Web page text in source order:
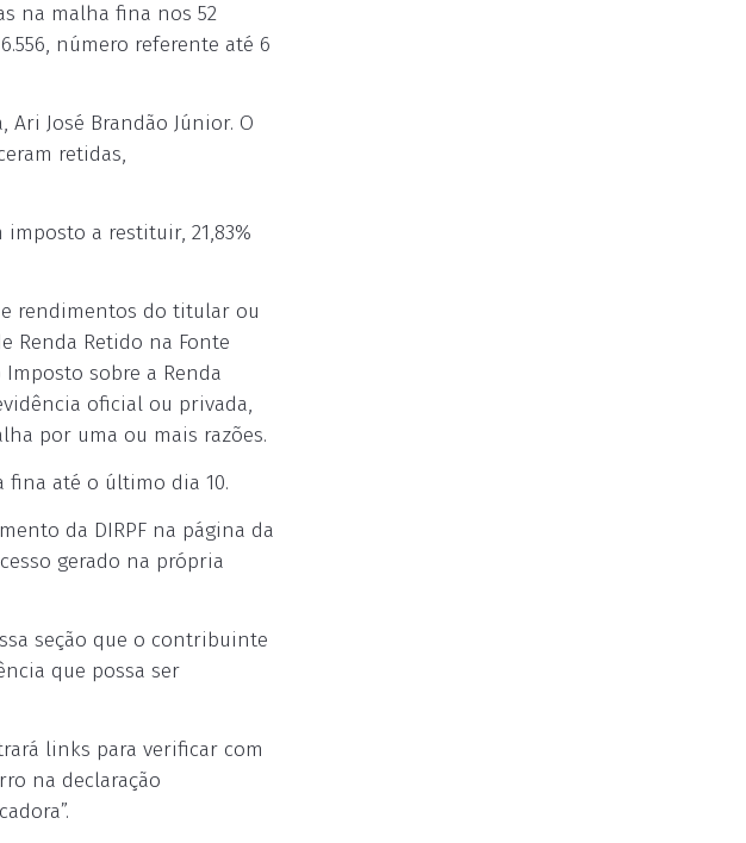
na malha fina nos 52
número referente até 6
José Brandão Júnior. O
retidas,
a restituir, 21,83%
rendimentos do titular ou
Renda Retido na Fonte
sobre a Renda
oficial ou privada,
por uma ou mais razões.
fina até o último dia 10.
da DIRPF na página da
gerado na própria
seção que o contribuinte
que possa ser
links para verificar com
na declaração